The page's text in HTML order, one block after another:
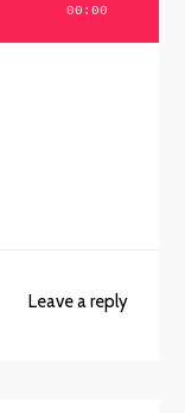
00:00
Leave a reply